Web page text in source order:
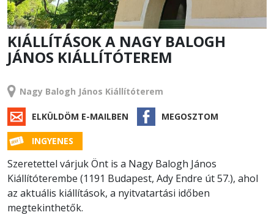
KIÁLLÍTÁSOK A NAGY BALOGH
JÁNOS KIÁLLÍTÓTEREM
Nagy Balogh János Kiállítóterem
ELKÜLDÖM E-MAILBEN MEGOSZTOM
INGYENES
Szeretettel várjuk Önt is a Nagy Balogh János
Kiállítóterembe (1191 Budapest, Ady Endre út 57.), ahol
az aktuális kiállítások, a nyitvatartási időben
megtekinthetők.